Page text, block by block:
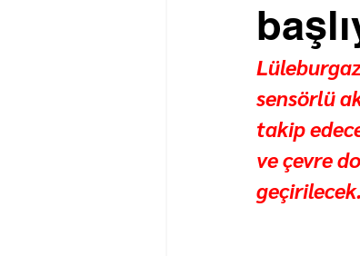
sensörlü
takip
ve çevre
geçirilecek.